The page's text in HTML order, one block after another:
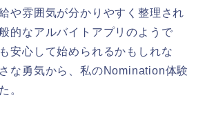
や雰囲気が分かりやすく整理され
的なアルバイトアプリのようで
安心して始められるかもしれな
な勇気から、私のNomination体験
。